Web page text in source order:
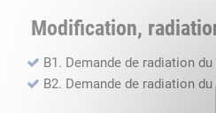
Modification,
B1. Demande de radiation
B2. Demande de radiation